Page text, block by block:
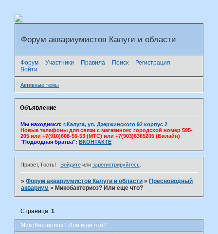
Форум аквариумистов Калуги и области
Форум Участники Правила Поиск
Регистрация
Войти
Активные темы
Объявление
Мы находимся: г.Калуга, ул. Дзержинского 92 корпус 2
Новые телефоны для связи с магазином: городской номер 595-
205 или +7(910)608-56-53 (МТС) или +7(903)6365205 (Билайн)
"Подводная братва": ВКОНТАКТЕ
Привет, Гость! Войдитеили зарегистрируйтесь.
»Форум аквариумистов Калуги и области » Пресноводный
аквариум » Микобактериоз? Или еще что?
Микобактериоз? Или еще что?
Страница:1